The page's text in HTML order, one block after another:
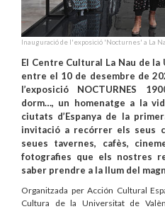
Inauguració de l'exposició 'Nocturnes' a La
El Centre Cultural La Nau de
entre el 10 de desembre de
l’exposició NOCTURNES
dorm…, un homenatge a la
ciutats d’Espanya de la
invitació a recórrer els seus
seues tavernes, cafès,
fotografies que els nostres
saber prendre a la llum del
Organitzada per Acción Cultural
Cultura de la Universitat de